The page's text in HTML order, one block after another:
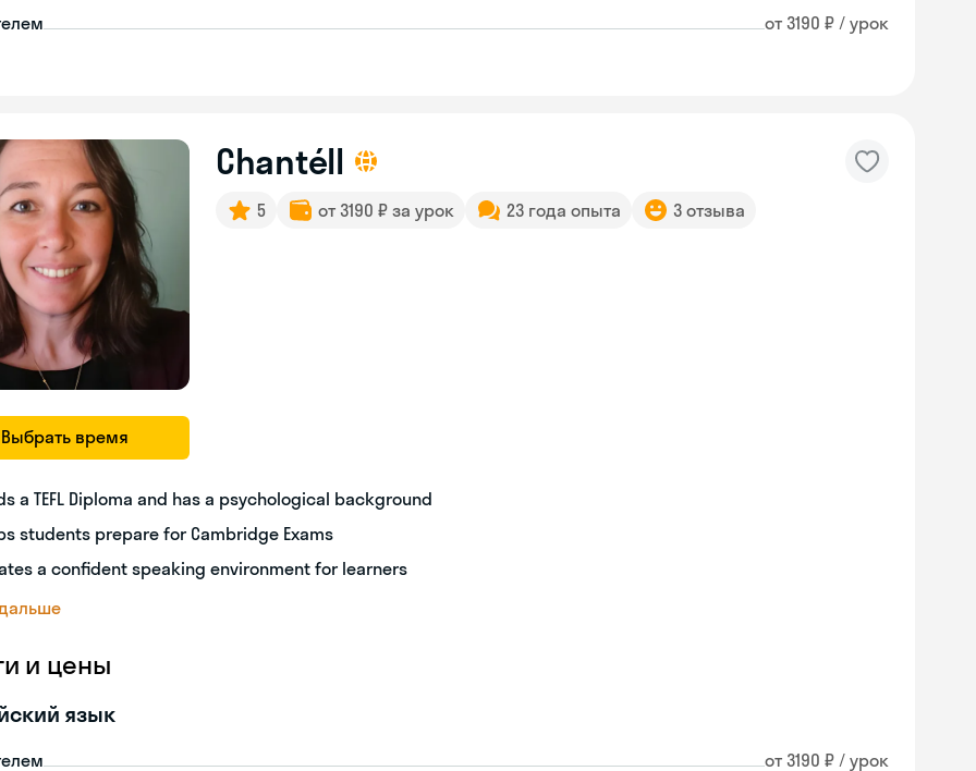
от 3190 ₽ / урок
Выбрать время
Chantéll
5 от 3190 ₽ за урок 23 года опыта 3 отзыва
a TEFL Diploma and has a psychological background
students prepare for Cambridge Exams
a confident speaking environment for learners
и цены
язык
от 3190 ₽ / урок